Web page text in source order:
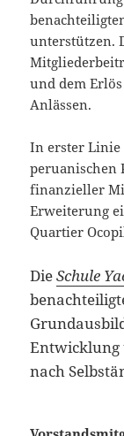
unterstützen.
und dem
Anlässen.
In erster
peruanischen
finanzieller
Erweiterung
Quartier
DieSchule
Entwicklung
nach